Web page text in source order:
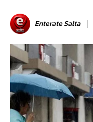
Enterate Salta